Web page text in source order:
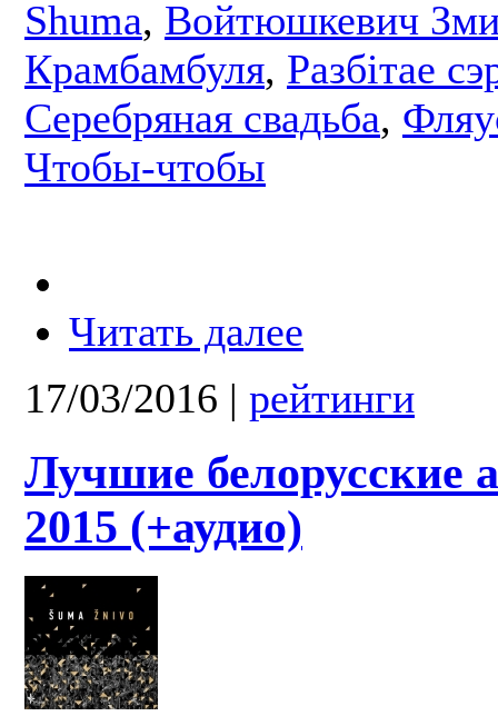
Shuma, Войтюшкевич
Крамбамбуля, Разбітае
Серебряная свадьба,
Чтобы-чтобы
Читать далее
17/03/2016 | рейтинги
Лучшие белорусские
2015 (+аудио)